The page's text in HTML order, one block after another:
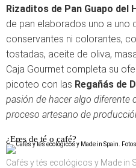
Rizaditos de Pan Guapo del
de pan elaborados uno a uno
conservantes ni colorantes,
tostadas, aceite de oliva,
Caja Gourmet completa su
picoteo con las Regañás de
pasión de hacer algo diferente
proceso artesano de
¿Eres de té o café?
Cafés y tés ecológicos y Made in